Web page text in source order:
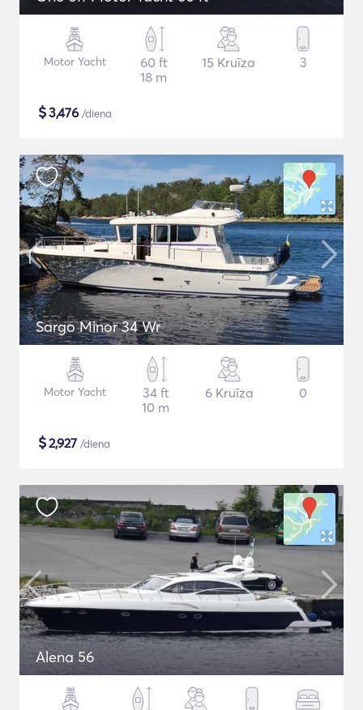
Motor Yacht
60 ft
18 m
15 Kruīza 3
$3,476 /diena
Sargo Minor 34 Wr
Motor Yacht
34 ft
10 m
6 Kruīza 0
$2,927 /diena
Alena 56